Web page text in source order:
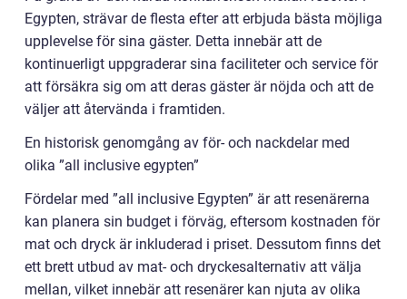
Egypten, strävar de flesta efter att erbjuda bästa möjliga
upplevelse för sina gäster. Detta innebär att de
kontinuerligt uppgraderar sina faciliteter och service för
att försäkra sig om att deras gäster är nöjda och att de
väljer att återvända i framtiden.
En historisk genomgång av för- och nackdelar med
olika ”all inclusive egypten”
Fördelar med ”all inclusive Egypten” är att resenärerna
kan planera sin budget i förväg, eftersom kostnaden för
mat och dryck är inkluderad i priset. Dessutom finns det
ett brett utbud av mat- och dryckesalternativ att välja
mellan, vilket innebär att resenärer kan njuta av olika